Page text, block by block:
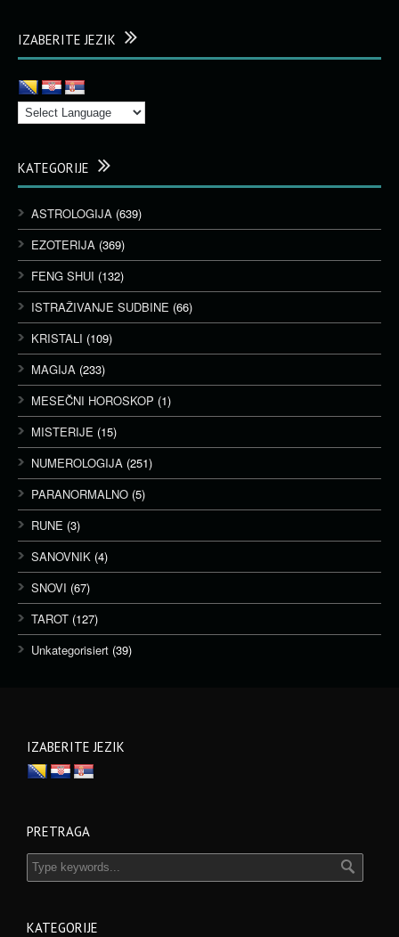
IZABERITE JEZIK
KATEGORIJE
ASTROLOGIJA (639)
EZOTERIJA (369)
FENG SHUI (132)
ISTRAŽIVANJE SUDBINE (66)
KRISTALI (109)
MAGIJA (233)
MESEČNI HOROSKOP (1)
MISTERIJE (15)
NUMEROLOGIJA (251)
PARANORMALNO (5)
RUNE (3)
SANOVNIK (4)
SNOVI (67)
TAROT (127)
Unkategorisiert (39)
IZABERITE JEZIK
PRETRAGA
KATEGORIJE